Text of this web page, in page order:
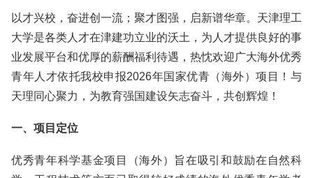
以才兴校，奋进创一流；聚才图强，启新谱华章。天津理工
大学是各类人才在津建功立业的沃土，为人才提供良好的事
业发展平台和优厚的薪酬福利待遇，热忱欢迎广大海外优秀
青年人才依托我校申报2026年国家优青（海外）项目！与
天理同心聚力，为教育强国建设矢志奋斗，共创辉煌！
一、项目定位
优秀青年科学基金项目（海外）旨在吸引和鼓励在自然科